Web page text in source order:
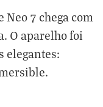
7 chega com
O aparelho foi
elegantes: